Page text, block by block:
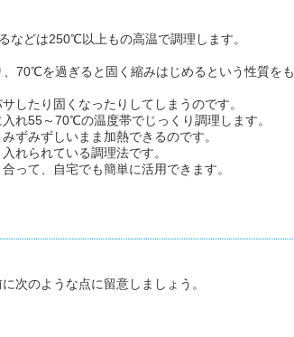
どは250℃以上もの高温で調理します。
70℃を過ぎると固く縮みはじめるという性質をも
したり固くなったりしてしまうのです。
れ55～70℃の温度帯でじっくり調理します。
ずみずしいまま加熱できるのです。
れられている調理法です。
って、自宅でも簡単に活用できます。
次のような点に留意しましょう。